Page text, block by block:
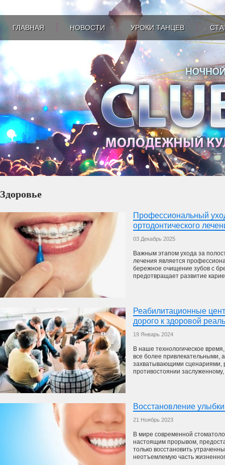
ГЛАВНАЯ НОВОСТИ УРОКИ ТАНЦЕВ
Здоровье
Профессиональный
ортодонтического
03 Декабрь 2025
Важным этапом ухода за
лечения является
бережное очищение зубов с
предотвращает развитие
Реабилитационные
дорого к здоровой
19 Январь 2024
В наше технологическое
все более привлекательными,
захватывающими сценариями,
противостоянии
Восстановление
21 Ноябрь 2023
В мире современной
настоящим прорывом,
только восстановить
неотъемлемую часть